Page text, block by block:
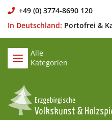
+49 (0) 3774-8690 120
In Deutschland: Portofrei &
Alle
Kategorien